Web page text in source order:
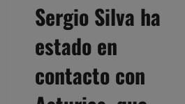
Sergio Silva ha
estado en
contacto con